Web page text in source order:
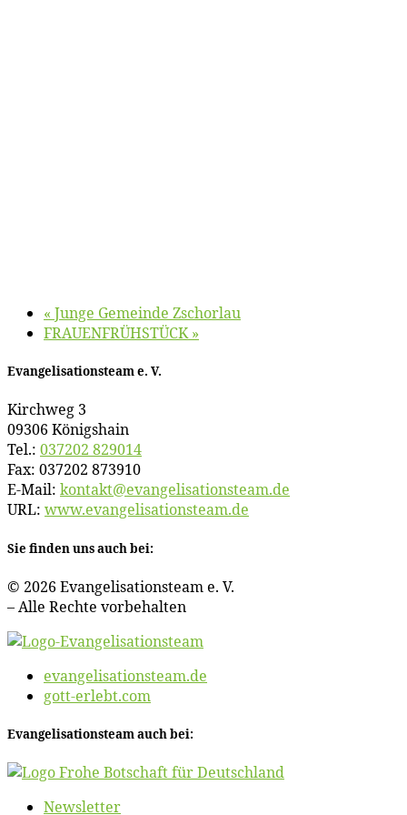
« Jun­ge Ge­mein­de Zschorlau
FRAUENFRÜHSTÜCK»
Evan­ge­li­sa­ti­ons­team e. V.
Kirch­weg 3
09306 Königshain
Tel.: 037202 829014
Fax: 037202 873910
E‑Mail: kontakt@​evangelisationsteam.​de
URL: www​.evan​ge​li​sa​ti​ons​team​.de
Sie fin­den uns auch bei:
© 2026 Evan­ge­li­sa­ti­ons­team e. V.
– Al­le Rech­te vorbehalten
evangelisationsteam.de
gott-erlebt.com
Evan­ge­li­sa­ti­ons­team auch bei:
News­let­ter